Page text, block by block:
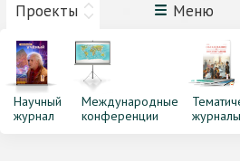
Проекты Меню
Научный
журнал
Международные
конференции
журналы